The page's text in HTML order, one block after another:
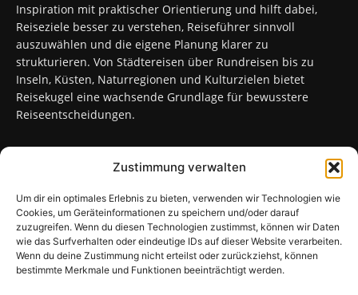
Zustimmung verwalten
Um dir ein optimales Erlebnis zu bieten, verwenden wir Technologien wie
Cookies, um Geräteinformationen zu speichern und/oder darauf
zuzugreifen. Wenn du diesen Technologien zustimmst, können wir Daten
wie das Surfverhalten oder eindeutige IDs auf dieser Website verarbeiten.
Wenn du deine Zustimmung nicht erteilst oder zurückziehst, können
bestimmte Merkmale und Funktionen beeinträchtigt werden.
Inspiration mit praktischer Orientierung und hilft dabei,
Reiseziele besser zu verstehen, Reiseführer sinnvoll
auszuwählen und die eigene Planung klarer zu
strukturieren. Von Städtereisen über Rundreisen bis zu
Inseln, Küsten, Naturregionen und Kulturzielen bietet
Reisekugel eine wachsende Grundlage für bewusstere
Reiseentscheidungen.
FOLGT UNS
Datenschutzerklärung